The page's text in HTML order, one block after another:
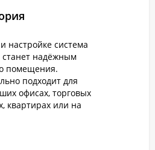
настройке система
надёжным
помещения.
подходит для
офисах, торговых
квартирах или на